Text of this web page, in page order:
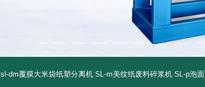
sl-dm覆膜大米袋纸塑分离机 SL-m美纹纸废料碎浆机 SL-p泡面盖纸塑分离机